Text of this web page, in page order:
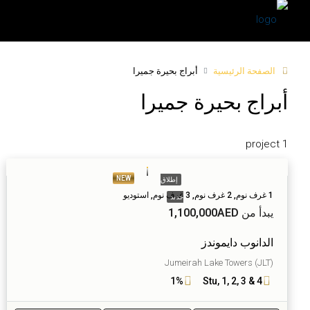
الصفحة الرئيسية أبراج بحيرة جميرا
أبراج بحيرة جميرا
1 project
NEW إطلاق
جديد 1 غرف نوم, 2 غرف نوم, 3 غرف نوم, استوديو
يبدأ من 1,100,000AED
الدانوب دايموندز
Jumeirah Lake Towers (JLT)
Stu, 1, 2, 3 & 4
1%